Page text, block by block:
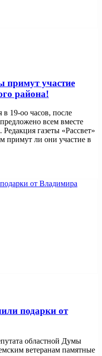
примут участие
района!
19-оо часов, после
всем вместе
газеты «Рассвет»
примут ли они участие в
подарки от
областной Думы
ветеранам памятные